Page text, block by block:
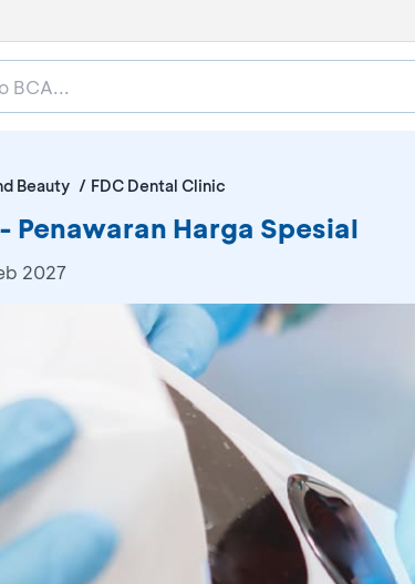
Beauty FDC Dental Clinic
Penawaran Harga Spesial
2027